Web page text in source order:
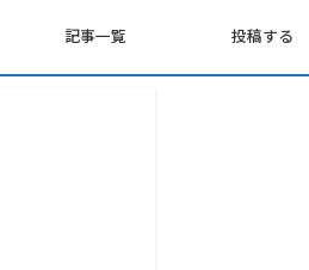
記事一覧 投稿する